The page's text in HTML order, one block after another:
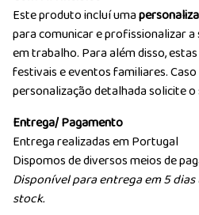
Este produto incluí uma
para comunicar e profissionalizar a
em trabalho. Para além disso,
festivais e eventos familiares.
personalização detalhada solicite
Entrega/ Pagamento
Entrega realizadas em Portugal
Dispomos de diversos meios de
Disponível para entrega em 5
stock.